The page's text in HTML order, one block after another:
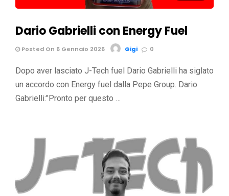
Dario Gabrielli con Energy Fuel
Posted On 6 Gennaio 2026 Gigi 0
Dopo aver lasciato J-Tech fuel Dario Gabrielli ha siglato
un accordo con Energy fuel dalla Pepe Group. Dario
Gabrielli:"Pronto per questo …